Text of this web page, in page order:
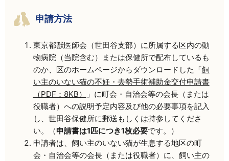
申請方法
東京都獣医師会（世田谷支部）に所属する区内の動
物病院（当院含む）または保健所で配布しているも
のか、区のホームページからダウンロードした「飼
い主のいない猫の不妊・去勢手術補助金交付申請書
（PDF：8KB）
」に町会・自治会等の会長（または
役職者）への説明予定内容及び他の必要事項を記入
し、世田谷保健所に郵送もしくは持参してくださ
い。（申請書は1匹につき1枚必要です。）
申請者は、飼い主のいない猫が生息する地区の町
会・自治会等の会長（または役職者）に、飼い主の